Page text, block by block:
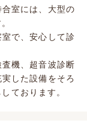
室には、大型の
で、安心して診
機、超音波診断
した設備をそろ
ております。